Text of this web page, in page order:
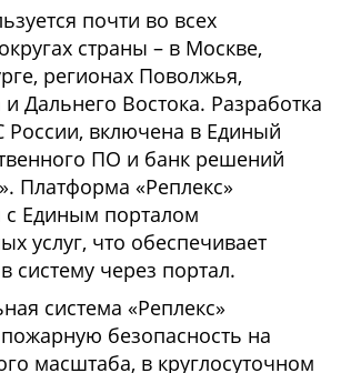
почти во всех
страны – в Москве,
регионах Поволжья,
Дальнего Востока. Разработка
включена в Единый
ПО и банк решений
Платформа «Реплекс»
с Единым порталом
услуг, что обеспечивает
систему через портал.
система «Реплекс»
безопасность на
масштаба, в круглосуточном